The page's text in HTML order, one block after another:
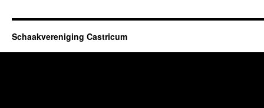
Schaakvereniging Castricum